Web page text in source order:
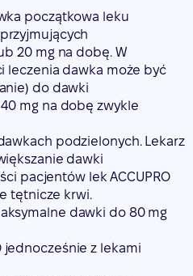
początkowa leku
20 mg na dobę. W
leczenia dawka może być
do dawki
mg na dobę zwykle
podzielonych. Lekarz
dawki
pacjentów lek ACCUPRO
tętnicze krwi.
dawki do 80 mg
jednocześnie z lekami